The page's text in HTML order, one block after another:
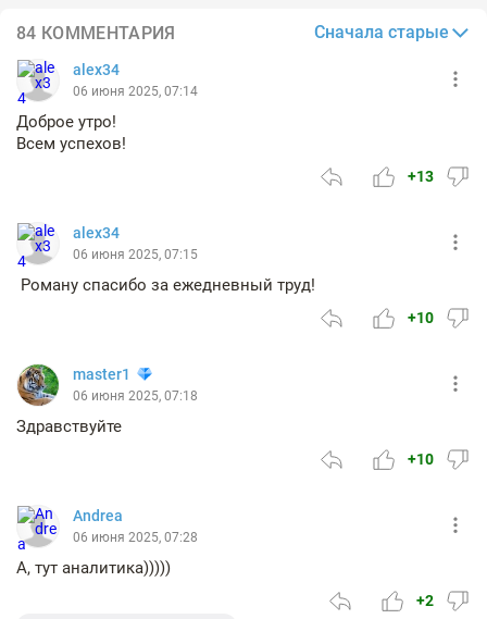
84 КОММЕНТАРИЯ Сначала старые
alex34
06 июня 2025, 07:14
Доброе утро!
Всем успехов!
+13
alex34
06 июня 2025, 07:15
Роману спасибо за ежедневный труд!
+10
master1
06 июня 2025, 07:18
Здравствуйте
+10
Andrea
06 июня 2025, 07:28
А, тут аналитика)))))
+2